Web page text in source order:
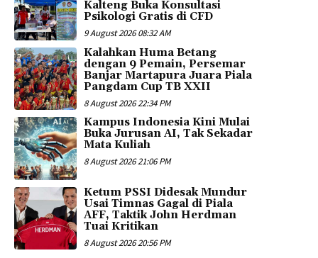
Kalteng Buka Konsultasi
Psikologi Gratis di CFD
9 August 2026 08:32 AM
Kalahkan Huma Betang
dengan 9 Pemain, Persemar
Banjar Martapura Juara Piala
Pangdam Cup TB XXII
8 August 2026 22:34 PM
Kampus Indonesia Kini Mulai
Buka Jurusan AI, Tak Sekadar
Mata Kuliah
8 August 2026 21:06 PM
Ketum PSSI Didesak Mundur
Usai Timnas Gagal di Piala
AFF, Taktik John Herdman
Tuai Kritikan
8 August 2026 20:56 PM